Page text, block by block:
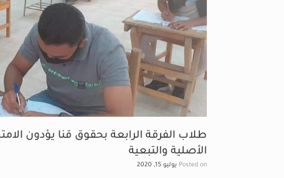
طلاب الفرقة الرابعة بحقوق قنا يؤدون
الأصلية والتبعية
Posted on يوليو 15, 2020